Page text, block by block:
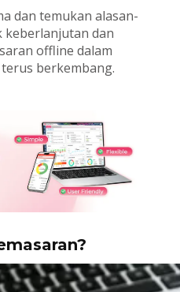
dan temukan alasan-
keberlanjutan dan
offline dalam
berkembang.